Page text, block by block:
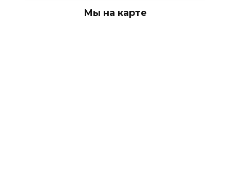
Мы на карте